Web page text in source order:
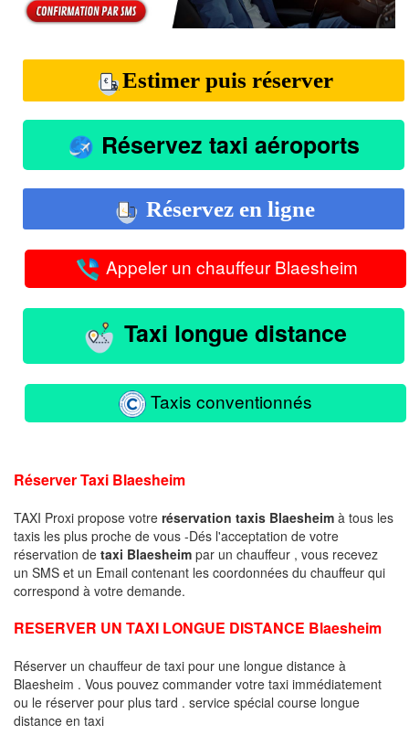
Estimer puis réserver
Réservez taxi aéroports
Réservez en ligne
Appeler un chauffeur Blaesheim
Taxi longue distance
Taxis conventionnés
Réserver Taxi Blaesheim
TAXI Proxi propose votre réservation taxis Blaesheim à tous les
taxis les plus proche de vous -Dés l'acceptation de votre
réservation de taxi Blaesheim par un chauffeur , vous recevez
un SMS et un Email contenant les coordonnées du chauffeur qui
correspond à votre demande.
RESERVER UN TAXI LONGUE DISTANCE Blaesheim
Réserver un chauffeur de taxi pour une longue distance à
Blaesheim . Vous pouvez commander votre taxi immédiatement
ou le réserver pour plus tard . service spécial course longue
distance en taxi